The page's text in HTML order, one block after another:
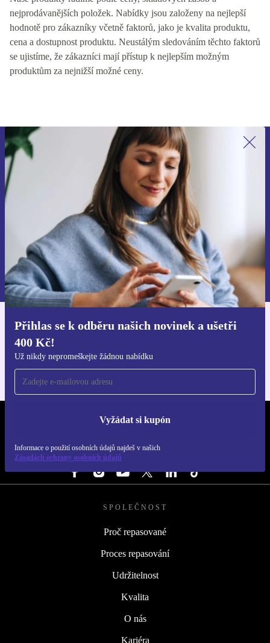
nejprodávanějších položek. Nabídky jsou založeny na nejlepší
hodnotě pro zákazníky včetně faktorů, jako je kvalita produktu,
cena a dostupnost produktu. Neustálým sledováním těchto faktorů
se ujistíme, že zákazníci mají přístup k nejlepším možným
produktům za nejnižší možné ceny.
Přihlas se k odběru našich novinek a ušetři
400 Kč!
Už nikdy nepromeškejte žádnou nabídku
Vyžádat si kupón
Informace o použití osobních údajů najdeš v našich
Zásadách ochrany osobních údajů
Přihlas se k odběru našich novinek a
ušetři 400 Kč!
Už nikdy nepromeškej žádnou nabídku.
Chci voucher
Informace o použití osobních údajů najdeš v našich
Zásadách ochrany osobních údajů.
Stáhni si aplikaci refurbed
REFURBED ČESKO - RETHINK NEW.
SLEDUJ NÁS
SPOLEČNOST
Proč repasované
Proces repasování
Udržitelnost
Kvalita
O nás
Kariéra